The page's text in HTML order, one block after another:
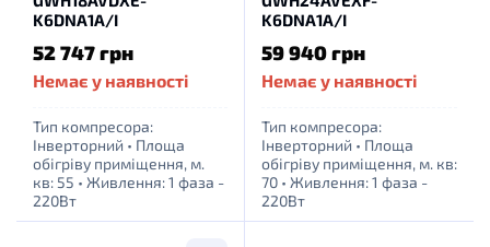
K6DNA1A/I
52 747 грн
Немає у наявності
Тип компресора:
Інверторний • Площа
обігріву приміщення, м.
кв: 55 • Живлення: 1 фаза -
220Вт
K6DNA1A/I
59 940 грн
Немає у наявності
Тип компресора:
Інверторний • Площа
обігріву приміщення, м. кв:
70 • Живлення: 1 фаза -
220Вт